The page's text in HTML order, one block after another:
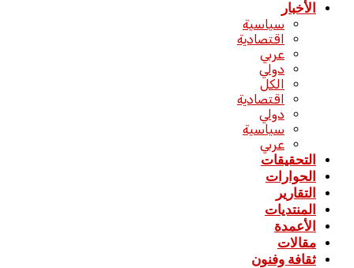
الأخبار
سياسية
اقتصادية
عربي
دولي
الكل
اقتصادية
دولي
سياسية
عربي
التحقيقات
الحوارات
التقارير
المنتديات
الأعمدة
مقالات
ثقافة وفنون